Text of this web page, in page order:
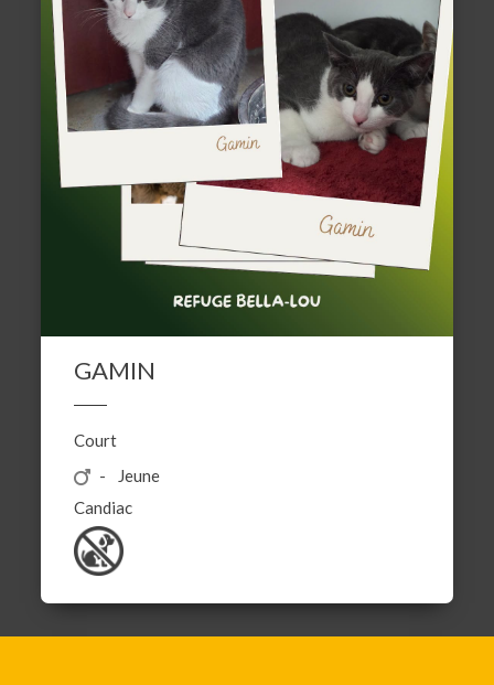
GAMIN
Court
Jeune
Candiac